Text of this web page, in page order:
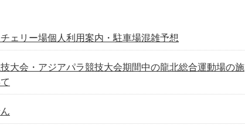
ェリー場個人利用案内・駐車場混雑予想
技大会・アジアパラ競技大会期間中の龍北総合運動場の施